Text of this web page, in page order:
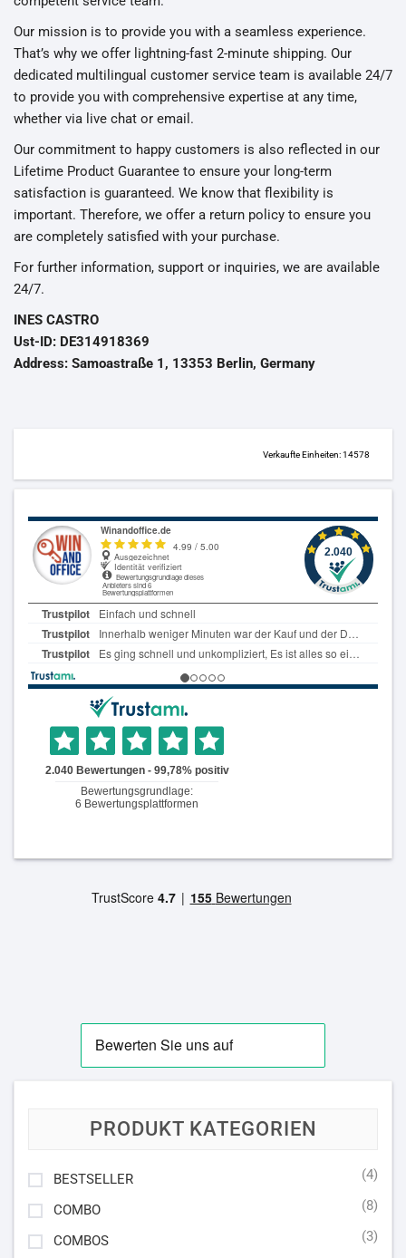
Our mission is to provide you with a seamless experience.
That’s why we offer lightning-fast 2-minute shipping. Our
dedicated multilingual customer service team is available 24/7
to provide you with comprehensive expertise at any time,
whether via live chat or email.
Our commitment to happy customers is also reflected in our
Lifetime Product Guarantee to ensure your long-term
satisfaction is guaranteed. We know that flexibility is
important. Therefore, we offer a return policy to ensure you
are completely satisfied with your purchase.
For further information, support or inquiries, we are available
24/7.
INES CASTRO
Ust-ID: DE314918369
Address: Samoastraße 1, 13353 Berlin, Germany
Verkaufte Einheiten: 14578
PRODUKT KATEGORIEN
BESTSELLER (4)
COMBO (8)
COMBOS (3)